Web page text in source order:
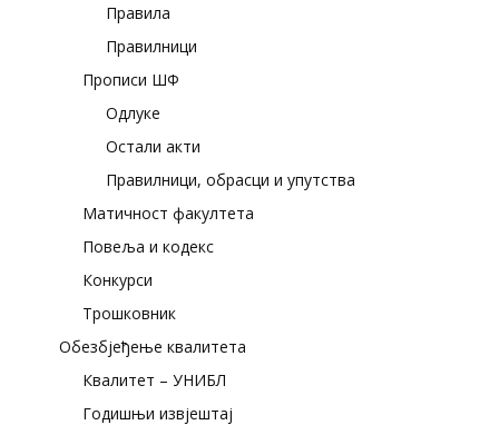
Правила
Правилници
Прописи ШФ
Одлуке
Остали акти
Правилници, обрасци и упутства
Матичност факултета
Повеља и кодекс
Конкурси
Трошковник
Обезбјеђење квалитета
Квалитет – УНИБЛ
Годишњи извјештај